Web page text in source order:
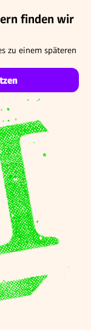
finden wir
zu einem späteren